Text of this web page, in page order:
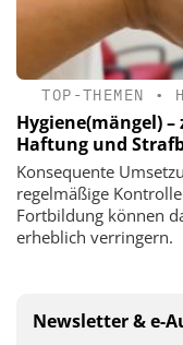
TOP-THEMEN •
Hygiene(mängel)
Haftung und
Konsequente
regelmäßige
Fortbildung können
erheblich verringern.
Newsletter & e-